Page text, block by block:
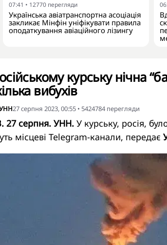
07:41 • 12770 перегляди
Українська авіатранспортна асоціація
закликає Мінфін уніфікувати правила
оподаткування авіаційного лізингу
курську нічна
вибухів
27 серпня 2023, 00:55 • 5424784 перегляди
27 серпня. УНН. У курську, росія,
місцеві Telegram-канали, передає